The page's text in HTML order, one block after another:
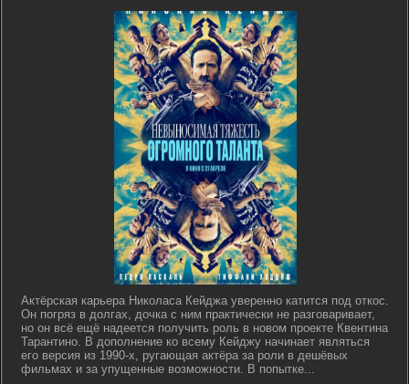
Актёрская карьера Николаса Кейджа уверенно катится под откос.
Он погряз в долгах, дочка с ним практически не разговаривает,
но он всё ещё надеется получить роль в новом проекте Квентина
Тарантино. В дополнение ко всему Кейджу начинает являться
его версия из 1990-х, ругающая актёра за роли в дешёвых
фильмах и за упущенные возможности. В попытке...